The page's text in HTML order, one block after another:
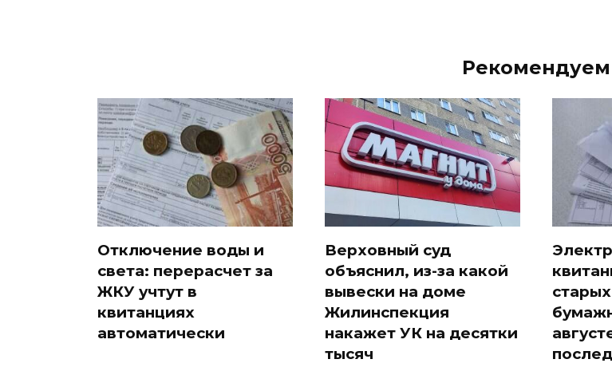
Рекомендуем
Отключение воды и
света: перерасчет за
ЖКУ учтут в
квитанциях
автоматически
Верховный суд
объяснил, из-за какой
вывески на доме
Жилинспекция
накажет УК на десятки
тысяч